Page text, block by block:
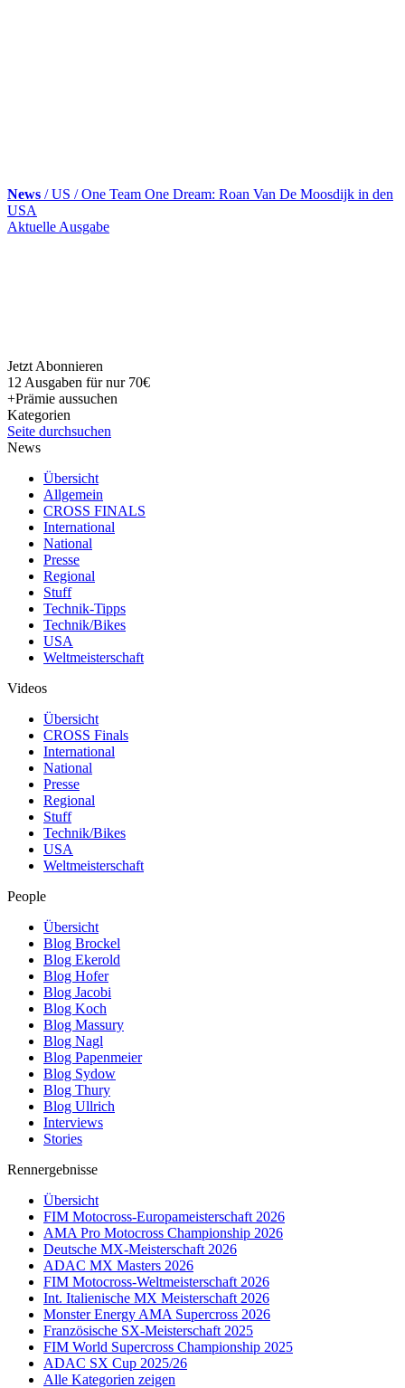
News / US / One Team One Dream: Roan Van De Moosdijk in den
USA
Skip
Aktuelle Ausgabe
Jetzt Abonnieren
12 Ausgaben für nur 70€
+Prämie aussuchen
Kategorien
Seite durchsuchen
News
Übersicht
Allgemein
CROSS FINALS
International
National
Presse
Regional
Stuff
Technik-Tipps
Technik/Bikes
USA
Weltmeisterschaft
Videos
Übersicht
CROSS Finals
International
National
Presse
Regional
Stuff
Technik/Bikes
USA
Weltmeisterschaft
People
Übersicht
Blog Brockel
Blog Ekerold
Blog Hofer
Blog Jacobi
Blog Koch
Blog Massury
Blog Nagl
Blog Papenmeier
Blog Sydow
Blog Thury
Blog Ullrich
Interviews
Stories
Rennergebnisse
Übersicht
FIM Motocross-Europameisterschaft 2026
AMA Pro Motocross Championship 2026
Deutsche MX-Meisterschaft 2026
ADAC MX Masters 2026
FIM Motocross-Weltmeisterschaft 2026
Int. Italienische MX Meisterschaft 2026
Monster Energy AMA Supercross 2026
Französische SX-Meisterschaft 2025
FIM World Supercross Championship 2025
ADAC SX Cup 2025/26
Alle Kategorien zeigen